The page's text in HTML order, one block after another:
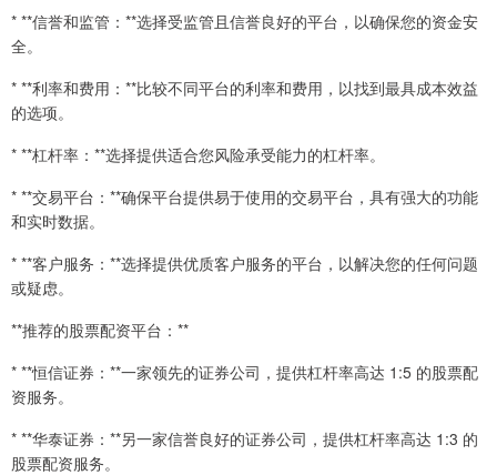
* **信誉和监管：**选择受监管且信誉良好的平台，以确保您的资金安
全。
* **利率和费用：**比较不同平台的利率和费用，以找到最具成本效益
的选项。
* **杠杆率：**选择提供适合您风险承受能力的杠杆率。
* **交易平台：**确保平台提供易于使用的交易平台，具有强大的功能
和实时数据。
* **客户服务：**选择提供优质客户服务的平台，以解决您的任何问题
或疑虑。
**推荐的股票配资平台：**
* **恒信证券：**一家领先的证券公司，提供杠杆率高达 1:5 的股票配
资服务。
* **华泰证券：**另一家信誉良好的证券公司，提供杠杆率高达 1:3 的
股票配资服务。